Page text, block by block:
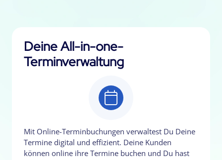
Deine All-in-one-
Terminverwaltung
Mit Online-Terminbuchungen verwaltest Du Deine
Termine digital und effizient. Deine Kunden
können online ihre Termine buchen und Du hast